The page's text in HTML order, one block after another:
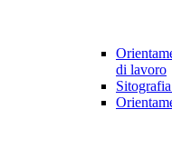
di lavoro